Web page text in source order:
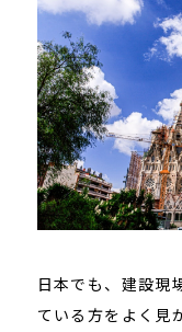
日本でも、建設現
ている方をよく見